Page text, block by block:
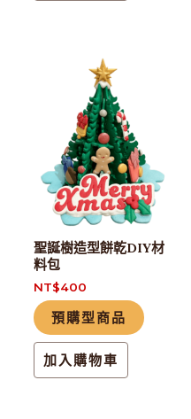
聖誕樹造型餅乾DIY材
料包
NT$400
預購型商品
加入購物車